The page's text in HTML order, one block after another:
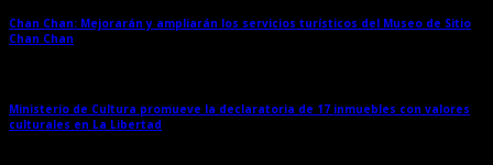
Chan Chan: Mejorarán y ampliarán los servicios turísticos del Museo de Sitio
Chan Chan
Ministerio de Cultura promueve la declaratoria de 17 inmuebles con valores
culturales en La Libertad